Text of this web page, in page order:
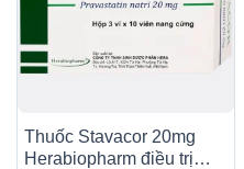
Thuốc Stavacor 20mg
Herabiopharm điều trị